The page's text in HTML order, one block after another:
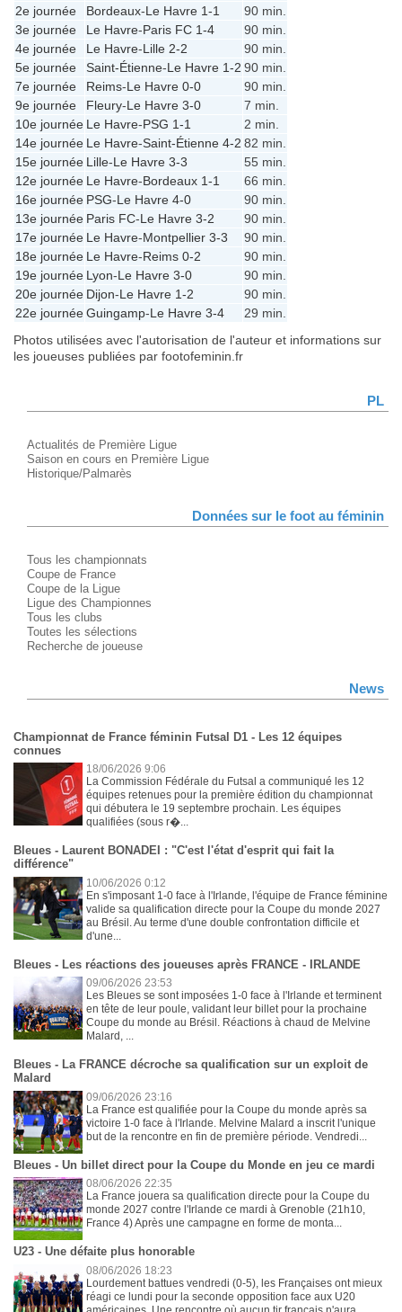
2e journée
Bordeaux-Le Havre 1-1
90 min.
3e journée
Le Havre-Paris FC 1-4
90 min.
4e journée
Le Havre-Lille 2-2
90 min.
5e journée
Saint-Étienne-Le Havre 1-2 90 min.
7e journée
Reims-Le Havre 0-0
90 min.
9e journée
Fleury-Le Havre 3-0
7 min.
10e journée Le Havre-PSG 1-1
2 min.
14e journée Le Havre-Saint-Étienne 4-2 82 min.
15e journée Lille-Le Havre 3-3
55 min.
12e journée Le Havre-Bordeaux 1-1
66 min.
16e journée PSG-Le Havre 4-0
90 min.
13e journée Paris FC-Le Havre 3-2
90 min.
17e journée Le Havre-Montpellier 3-3
90 min.
18e journée Le Havre-Reims 0-2
90 min.
19e journée Lyon-Le Havre 3-0
90 min.
20e journée Dijon-Le Havre 1-2
90 min.
22e journéeGuingamp-Le Havre 3-4
29 min.
Photos utilisées avec l'autorisation de l'auteur et informations sur
les joueuses publiées par footofeminin.fr
PL
Actualités de Première Ligue
Saison en cours en Première Ligue
Historique/Palmarès
Données sur le foot au féminin
Tous les championnats
Coupe de France
Coupe de la Ligue
Ligue des Championnes
Tous les clubs
Toutes les sélections
Recherche de joueuse
News
Championnat de France féminin Futsal D1 - Les 12 équipes
connues
18/06/2026 9:06
La Commission Fédérale du Futsal a communiqué les 12
équipes retenues pour la première édition du championnat
qui débutera le 19 septembre prochain. Les équipes
qualifiées (sous r�...
Bleues - Laurent BONADEI : "C'est l'état d'esprit qui fait la
différence"
10/06/2026 0:12
En s'imposant 1-0 face à l'Irlande, l'équipe de France féminine
valide sa qualification directe pour la Coupe du monde 2027
au Brésil. Au terme d'une double confrontation difficile et
d'une...
Bleues - Les réactions des joueuses après FRANCE - IRLANDE
09/06/2026 23:53
Les Bleues se sont imposées 1-0 face à l'Irlande et terminent
en tête de leur poule, validant leur billet pour la prochaine
Coupe du monde au Brésil. Réactions à chaud de Melvine
Malard, ...
Bleues - La FRANCE décroche sa qualification sur un exploit de
Malard
09/06/2026 23:16
La France est qualifiée pour la Coupe du monde après sa
victoire 1-0 face à l'Irlande. Melvine Malard a inscrit l'unique
but de la rencontre en fin de première période. Vendredi...
Bleues - Un billet direct pour la Coupe du Monde en jeu ce mardi
08/06/2026 22:35
La France jouera sa qualification directe pour la Coupe du
monde 2027 contre l'Irlande ce mardi à Grenoble (21h10,
France 4) Après une campagne en forme de monta...
U23 - Une défaite plus honorable
08/06/2026 18:23
Lourdement battues vendredi (0-5), les Françaises ont mieux
réagi ce lundi pour la seconde opposition face aux U20